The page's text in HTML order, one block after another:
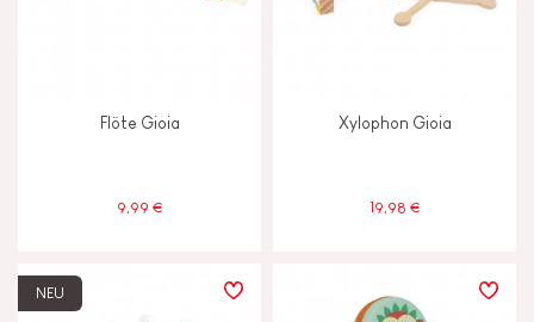
Flöte Gioia
9,99 €
Xylophon Gioia
19,98 €
NEU